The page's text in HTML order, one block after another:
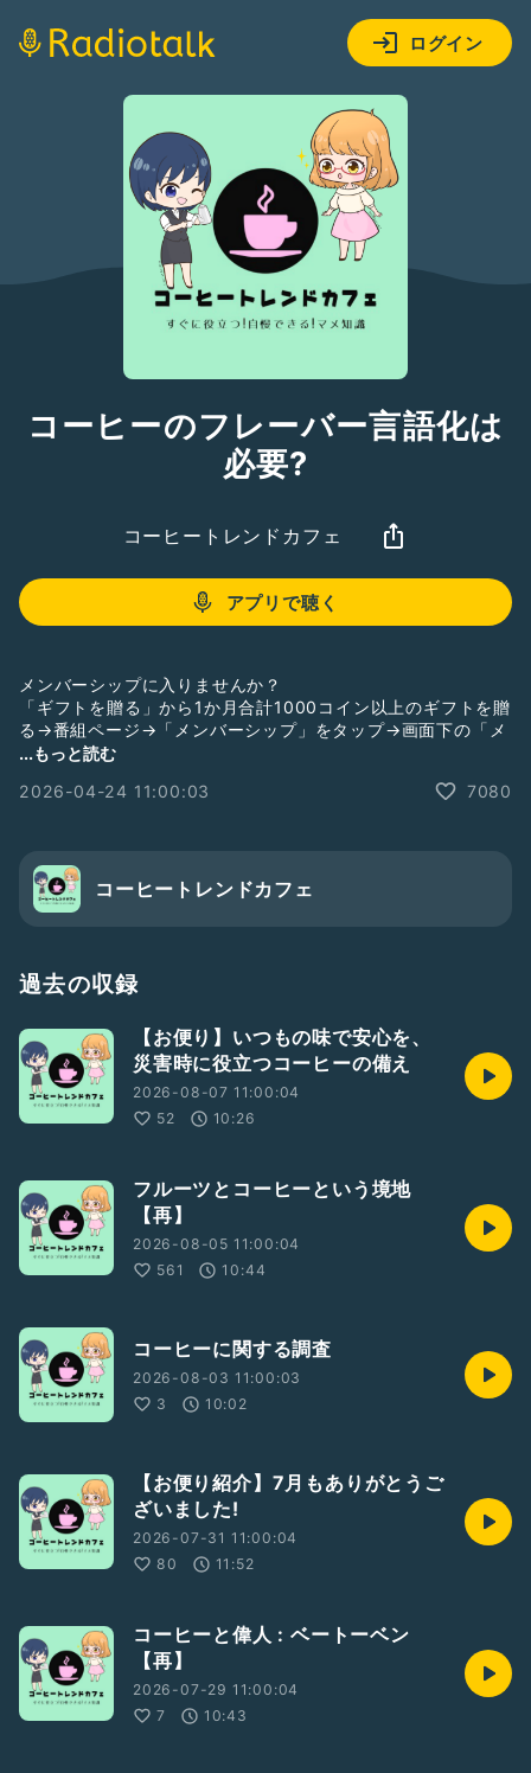
ログイン
コーヒーのフレーバー言語化は
必要?
コーヒートレンドカフェ
アプリで聴く
メンバーシップに入りませんか？
「ギフトを贈る」から1か月合計1000コイン以上のギフトを贈
る→番組ページ→「メンバーシップ」をタップ→画面下の「メ
ンバーシップに入る」をタップで入れます。【メンバー限定配
YouTube版コーヒートレンドカフェもよろしく！
👇文字起こしや翻訳して聴けますよ👇
Voicy版コーヒートレンドカフェもよろしく！
👇フォローよろしくお願いします👇
コーヒー！コーヒー！コーヒー！
#2人組 #コーヒー #豆知識 #笑い声あり
...もっと読む
2026-04-24 11:00:03
7080
コーヒートレンドカフェ
過去の収録
【お便り】いつもの味で安心を、
災害時に役立つコーヒーの備え
2026-08-07 11:00:04
52
10:26
フルーツとコーヒーという境地
【再】
2026-08-05 11:00:04
561
10:44
コーヒーに関する調査
2026-08-03 11:00:03
3
10:02
【お便り紹介】7月もありがとうご
ざいました!
2026-07-31 11:00:04
80
11:52
コーヒーと偉人 : ベートーベン
【再】
2026-07-29 11:00:04
7
10:43